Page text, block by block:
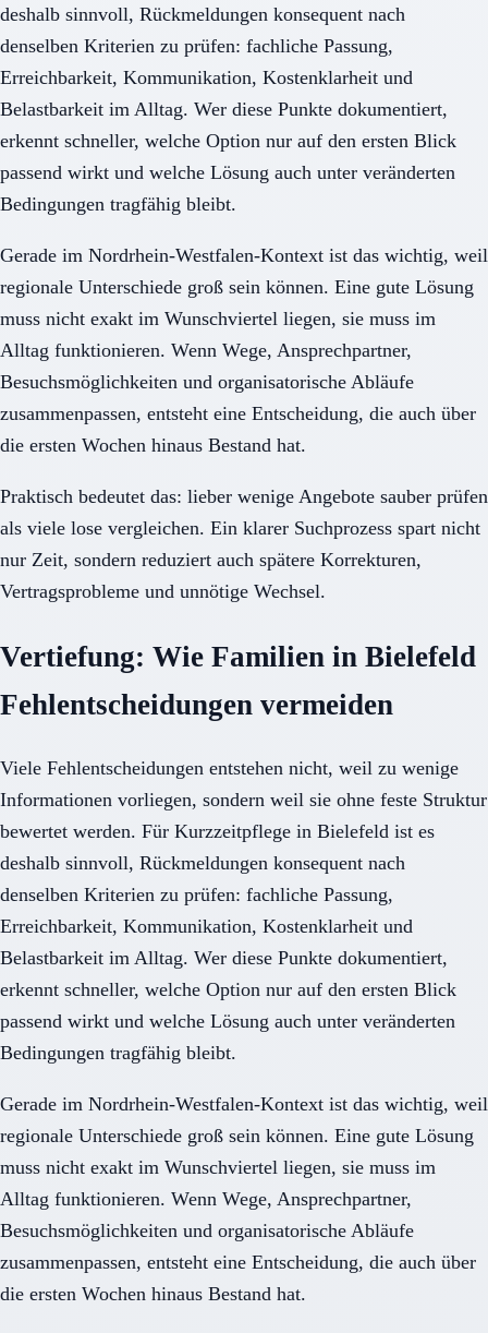
deshalb sinnvoll, Rückmeldungen konsequent nach
denselben Kriterien zu prüfen: fachliche Passung,
Erreichbarkeit, Kommunikation, Kostenklarheit und
Belastbarkeit im Alltag. Wer diese Punkte dokumentiert,
erkennt schneller, welche Option nur auf den ersten Blick
passend wirkt und welche Lösung auch unter veränderten
Bedingungen tragfähig bleibt.
Gerade im Nordrhein-Westfalen-Kontext ist das wichtig, weil
regionale Unterschiede groß sein können. Eine gute Lösung
muss nicht exakt im Wunschviertel liegen, sie muss im
Alltag funktionieren. Wenn Wege, Ansprechpartner,
Besuchsmöglichkeiten und organisatorische Abläufe
zusammenpassen, entsteht eine Entscheidung, die auch über
die ersten Wochen hinaus Bestand hat.
Praktisch bedeutet das: lieber wenige Angebote sauber prüfen
als viele lose vergleichen. Ein klarer Suchprozess spart nicht
nur Zeit, sondern reduziert auch spätere Korrekturen,
Vertragsprobleme und unnötige Wechsel.
Vertiefung: Wie Familien in Bielefeld
Fehlentscheidungen vermeiden
Viele Fehlentscheidungen entstehen nicht, weil zu wenige
Informationen vorliegen, sondern weil sie ohne feste Struktur
bewertet werden. Für Kurzzeitpflege in Bielefeld ist es
deshalb sinnvoll, Rückmeldungen konsequent nach
denselben Kriterien zu prüfen: fachliche Passung,
Erreichbarkeit, Kommunikation, Kostenklarheit und
Belastbarkeit im Alltag. Wer diese Punkte dokumentiert,
erkennt schneller, welche Option nur auf den ersten Blick
passend wirkt und welche Lösung auch unter veränderten
Bedingungen tragfähig bleibt.
Gerade im Nordrhein-Westfalen-Kontext ist das wichtig, weil
regionale Unterschiede groß sein können. Eine gute Lösung
muss nicht exakt im Wunschviertel liegen, sie muss im
Alltag funktionieren. Wenn Wege, Ansprechpartner,
Besuchsmöglichkeiten und organisatorische Abläufe
zusammenpassen, entsteht eine Entscheidung, die auch über
die ersten Wochen hinaus Bestand hat.